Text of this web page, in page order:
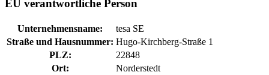
EU verantwortliche Person
Unternehmensname:
tesa SE
Straße und Hausnummer: Hugo-Kirchberg-Straße 1
PLZ:
22848
Ort:
Norderstedt